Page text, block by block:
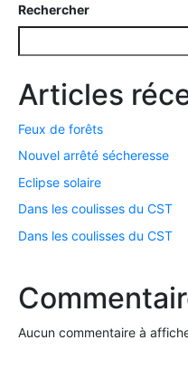
Rechercher
Articles
Feux de forêts
Nouvel arrêté sécheresse
Eclipse solaire
Dans les coulisses du CST
Dans les coulisses du CST
Aucun commentaire à